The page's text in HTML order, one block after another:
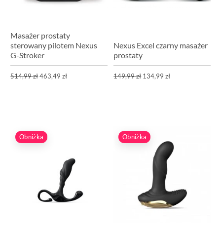
Masażer prostaty
sterowany pilotem Nexus
G-Stroker
514,99 zł463,49 zł
Nexus Excel czarny masażer
prostaty
149,99 zł 134,99 zł
Obniżka Obniżka